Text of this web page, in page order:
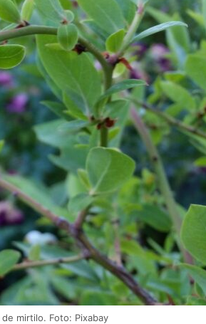
mirtilo. Foto: Pixabay